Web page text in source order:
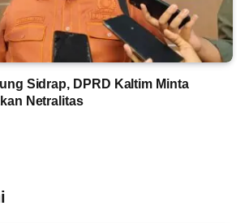
Sidrap, DPRD Kaltim Minta
Netralitas